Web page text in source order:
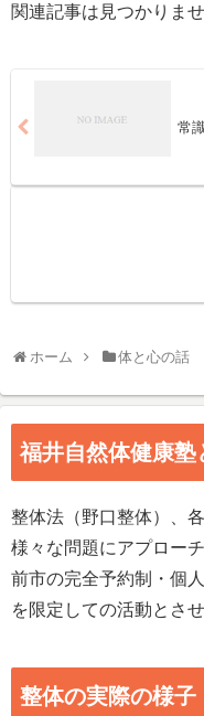
関連記事は見つかりませ
常
ホーム 体と心の話
福井自然体健康塾
整体法（野口整体）、
様々な問題にアプロー
前市の完全予約制・個
を限定しての活動とさ
整体の実際の様子